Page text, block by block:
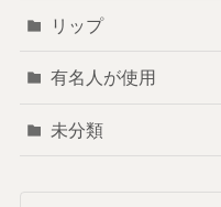
リップ
有名人が使用
未分類